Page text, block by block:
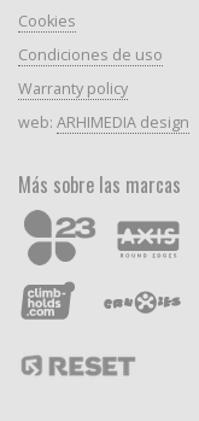
Cookies
Condiciones de uso
Warranty policy
web: ARHIMEDIA design
Más sobre las marcas